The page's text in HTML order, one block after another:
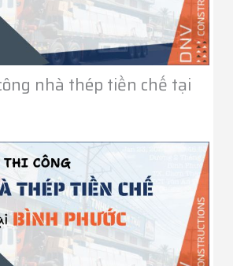
nhà thép tiền chế tại